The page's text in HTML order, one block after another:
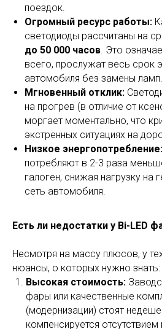
поездок.
Огромный ресурс работы:
светодиоды рассчитаны на
до 50 000 часов. Это
всего, прослужат весь срок
автомобиля без замены ламп.
Мгновенный отклик:
на прогрев (в отличие от
моргает моментально, что
экстренных ситуациях на
Низкое энергопотребление:
потребляют в 2-3 раза
галоген, снижая нагрузку на
сеть автомобиля.
Есть ли недостатки у Bi-LED
Несмотря на массу плюсов, у
нюансы, о которых нужно знать:
Высокая стоимость:
фары или качественные
(модернизации) стоят
компенсируется